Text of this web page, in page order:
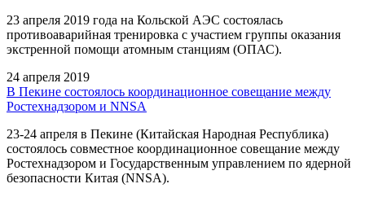
23 апреля 2019 года на Кольской АЭС состоялась
противоаварийная тренировка с участием группы оказания
экстренной помощи атомным станциям (ОПАС).
24 апреля 2019
В Пекине состоялось координационное совещание между
Ростехнадзором и NNSA
23-24 апреля в Пекине (Китайская Народная Республика)
состоялось совместное координационное совещание между
Ростехнадзором и Государственным управлением по ядерной
безопасности Китая (NNSA).